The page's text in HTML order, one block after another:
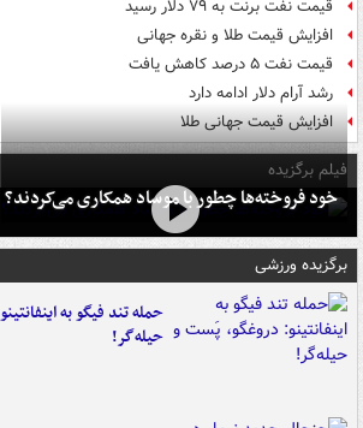
قیمت نفت برنت به ۷۹ دلار رسید
افزایش قیمت طلا و نقره جهانی
قیمت نفت ۵ درصد کاهش یافت
رشد آرام دلار ادامه دارد
افزایش قیمت جهانی طلا
فیلم برگزیده
خود فروخته‌ها چطور با موساد همکاری می‌کردند؟
برگزیده ورزشی
حمله تند فیگو به
حیله‌گر!